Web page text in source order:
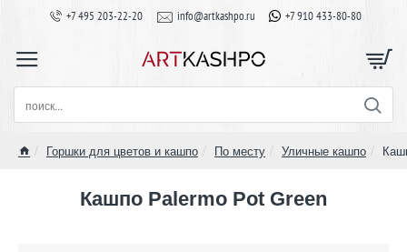
+7 495 203-22-20 info@artkashpo.ru +7 910 433-80-80
поиск...
Горшки для цветов и кашпо По месту Уличные кашпо
Кашпо Palermo Pot Green